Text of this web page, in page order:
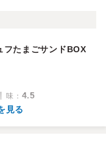
フたまごサンドBOX
味 ： 4.5
見る